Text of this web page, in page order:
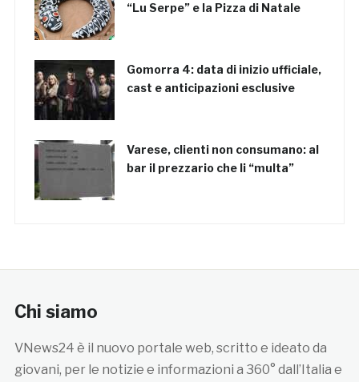
“Lu Serpe” e la Pizza di Natale
Gomorra 4: data di inizio ufficiale,
cast e anticipazioni esclusive
Varese, clienti non consumano: al
bar il prezzario che li “multa”
Chi siamo
VNews24 è il nuovo portale web, scritto e ideato da
giovani, per le notizie e informazioni a 360° dall’Italia e